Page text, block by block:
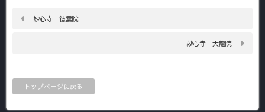
妙心寺 徳雲院
妙心寺 大龍院
トップページに戻る